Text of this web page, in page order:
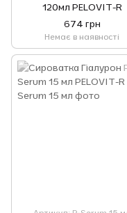
120мл PELOVIT-R
674 грн
Немає в наявності